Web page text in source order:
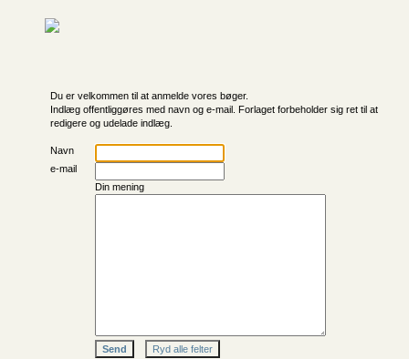
Du er velkommen til at anmelde vores bøger.
Indlæg offentliggøres med navn og e-mail. Forlaget forbeholder sig ret til at
redigere og udelade indlæg.
Navn
e-mail
Din mening